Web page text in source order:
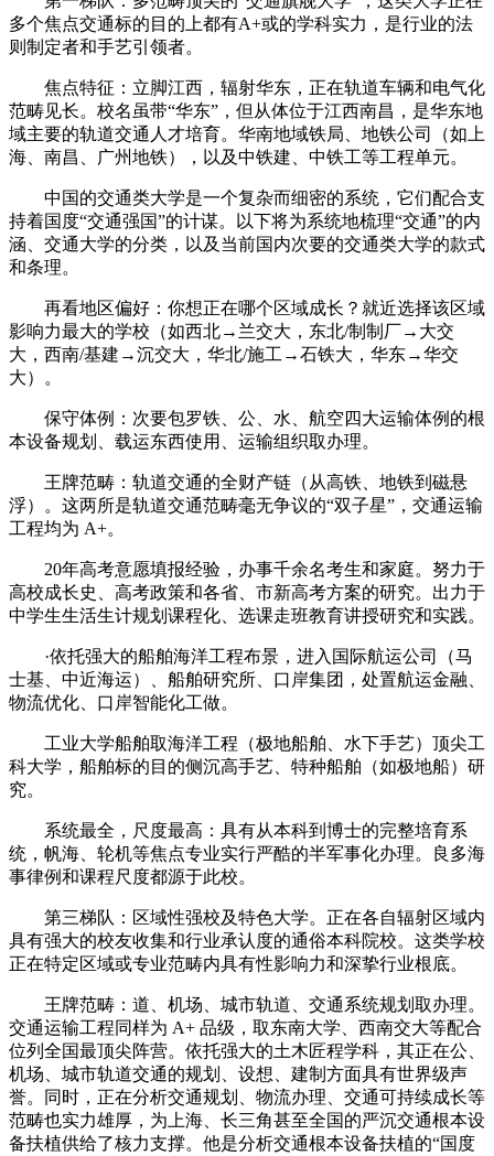
多个焦点交通标的目的上都有A+或的学科实力，是行业的法
则制定者和手艺引领者。
焦点特征：立脚江西，辐射华东，正在轨道车辆和电气化
范畴见长。校名虽带“华东”，但从体位于江西南昌，是华东地
域主要的轨道交通人才培育。华南地域铁局、地铁公司（如上
海、南昌、广州地铁），以及中铁建、中铁工等工程单元。
中国的交通类大学是一个复杂而细密的系统，它们配合支
持着国度“交通强国”的计谋。以下将为系统地梳理“交通”的内
涵、交通大学的分类，以及当前国内次要的交通类大学的款式
和条理。
再看地区偏好：你想正在哪个区域成长？就近选择该区域
影响力最大的学校（如西北→兰交大，东北/制制厂→大交
大，西南/基建→沉交大，华北/施工→石铁大，华东→华交
大）。
保守体例：次要包罗铁、公、水、航空四大运输体例的根
本设备规划、载运东西使用、运输组织取办理。
王牌范畴：轨道交通的全财产链（从高铁、地铁到磁悬
浮）。这两所是轨道交通范畴毫无争议的“双子星”，交通运输
工程均为 A+。
20年高考意愿填报经验，办事千余名考生和家庭。努力于
高校成长史、高考政策和各省、市新高考方案的研究。出力于
中学生生活生计规划课程化、选课走班教育讲授研究和实践。
·依托强大的船舶海洋工程布景，进入国际航运公司（马
士基、中近海运）、船舶研究所、口岸集团，处置航运金融、
物流优化、口岸智能化工做。
工业大学船舶取海洋工程（极地船舶、水下手艺）顶尖工
科大学，船舶标的目的侧沉高手艺、特种船舶（如极地船）研
究。
系统最全，尺度最高：具有从本科到博士的完整培育系
统，帆海、轮机等焦点专业实行严酷的半军事化办理。良多海
事律例和课程尺度都源于此校。
第三梯队：区域性强校及特色大学。正在各自辐射区域内
具有强大的校友收集和行业承认度的通俗本科院校。这类学校
正在特定区域或专业范畴内具有性影响力和深挚行业根底。
王牌范畴：道、机场、城市轨道、交通系统规划取办理。
交通运输工程同样为 A+ 品级，取东南大学、西南交大等配合
位列全国最顶尖阵营。依托强大的土木匠程学科，其正在公、
机场、城市轨道交通的规划、设想、建制方面具有世界级声
誉。同时，正在分析交通规划、物流办理、交通可持续成长等
范畴也实力雄厚，为上海、长三角甚至全国的严沉交通根本设
备扶植供给了核力支撑。他是分析交通根本设备扶植的“国度